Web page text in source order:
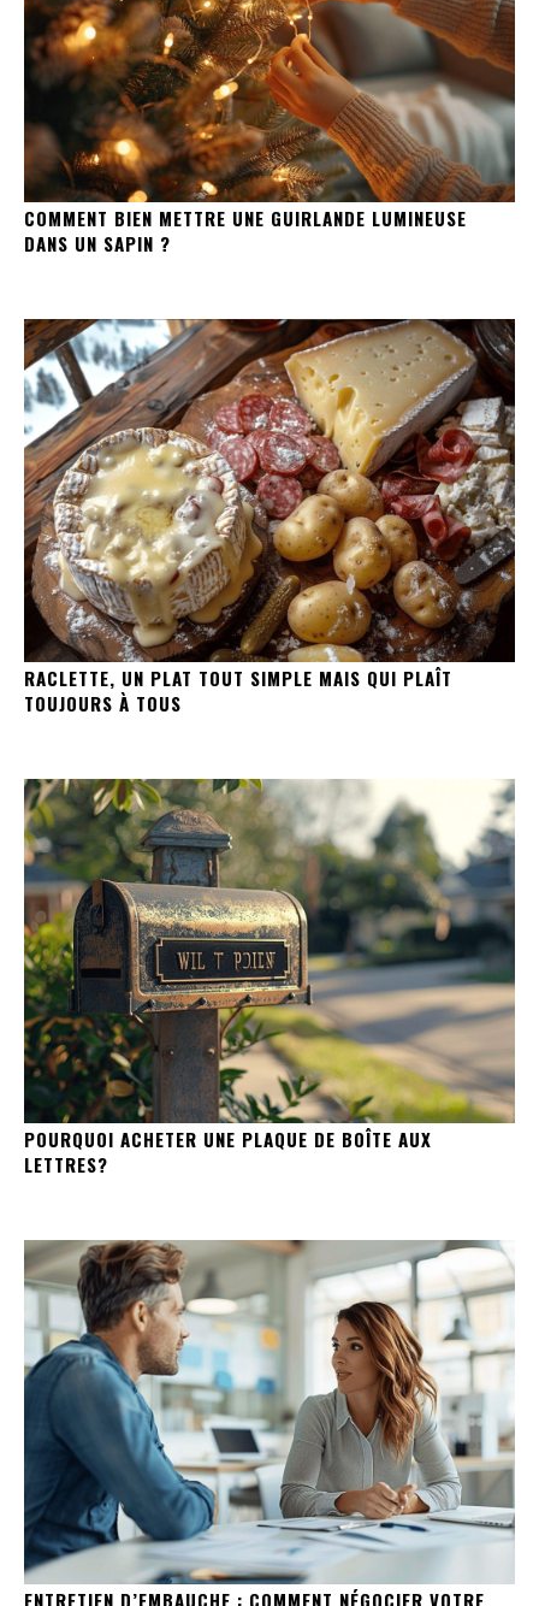
COMMENT BIEN METTRE UNE GUIRLANDE LUMINEUSE
DANS UN SAPIN ?
RACLETTE, UN PLAT TOUT SIMPLE MAIS QUI PLAÎT
TOUJOURS À TOUS
POURQUOI ACHETER UNE PLAQUE DE BOÎTE AUX
LETTRES?
ENTRETIEN D’EMBAUCHE : COMMENT NÉGOCIER VOTRE